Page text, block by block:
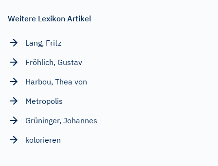
Weitere Lexikon Artikel
Lang, Fritz
Fröhlich, Gustav
Harbou, Thea von
Metropolis
Grüninger, Johannes
kolorieren